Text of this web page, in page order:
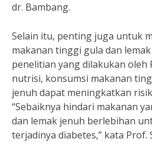
dr. Bambang.
Selain itu, penting juga untuk
makanan tinggi gula dan
penelitian yang dilakukan oleh
nutrisi, konsumsi makanan
jenuh dapat meningkatkan
“Sebaiknya hindari makanan
dan lemak jenuh berlebihan
terjadinya diabetes,” kata Prof.